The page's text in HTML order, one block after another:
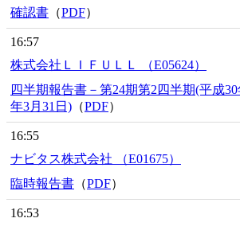
確認書 （PDF）
16:57
株式会社ＬＩＦＵＬＬ （E05624）
四半期報告書－第24期第2四半期(平成
年3月31日) （PDF）
16:55
ナビタス株式会社 （E01675）
臨時報告書 （PDF）
16:53